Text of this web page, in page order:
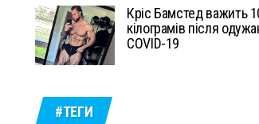
Кріс Бамстед важить
кілограмів після
COVID-19
#ТЕГИ